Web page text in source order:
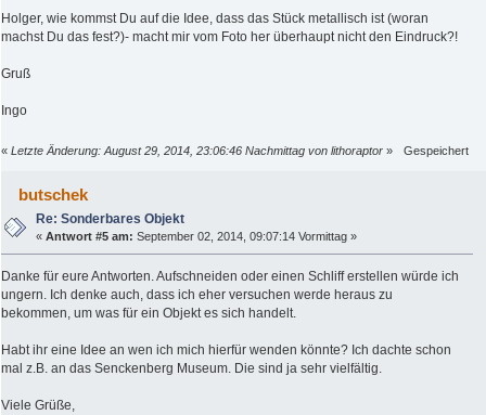
Holger, wie kommst Du auf die Idee, dass das Stück metallisch ist (woran
machst Du das fest?)- macht mir vom Foto her überhaupt nicht den Eindruck?!
Gruß
Ingo
« Letzte Änderung: August 29, 2014, 23:06:46 Nachmittag von lithoraptor » Gespeichert
butschek
Re: Sonderbares Objekt
«Antwort #5 am: September 02, 2014, 09:07:14 Vormittag »
Danke für eure Antworten. Aufschneiden oder einen Schliff erstellen würde ich
ungern. Ich denke auch, dass ich eher versuchen werde heraus zu
bekommen, um was für ein Objekt es sich handelt.
Habt ihr eine Idee an wen ich mich hierfür wenden könnte? Ich dachte schon
mal z.B. an das Senckenberg Museum. Die sind ja sehr vielfältig.
Viele Grüße,